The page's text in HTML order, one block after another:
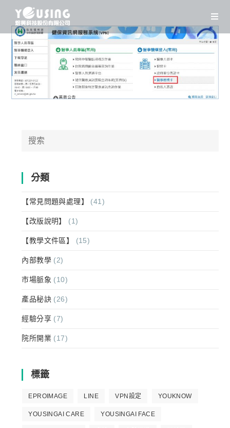
content
Search
分類
【常見問題與處理】 (41)
【改版說明】 (1)
【教學文件區】 (15)
內部教學 (2)
市場脈象 (10)
產品秘訣 (26)
經驗分享 (7)
院所開業 (17)
標籤
EPROIMAGE LINE VPN設定 YOUKNOW
YOUSINGAI CARE YOUSINGAI FACE